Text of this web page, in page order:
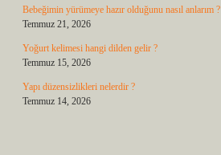
Bebeğimin yürümeye hazır olduğunu nasıl anlarım ?
Temmuz 21, 2026
Yoğurt kelimesi hangi dilden gelir ?
Temmuz 15, 2026
Yapı düzensizlikleri nelerdir ?
Temmuz 14, 2026